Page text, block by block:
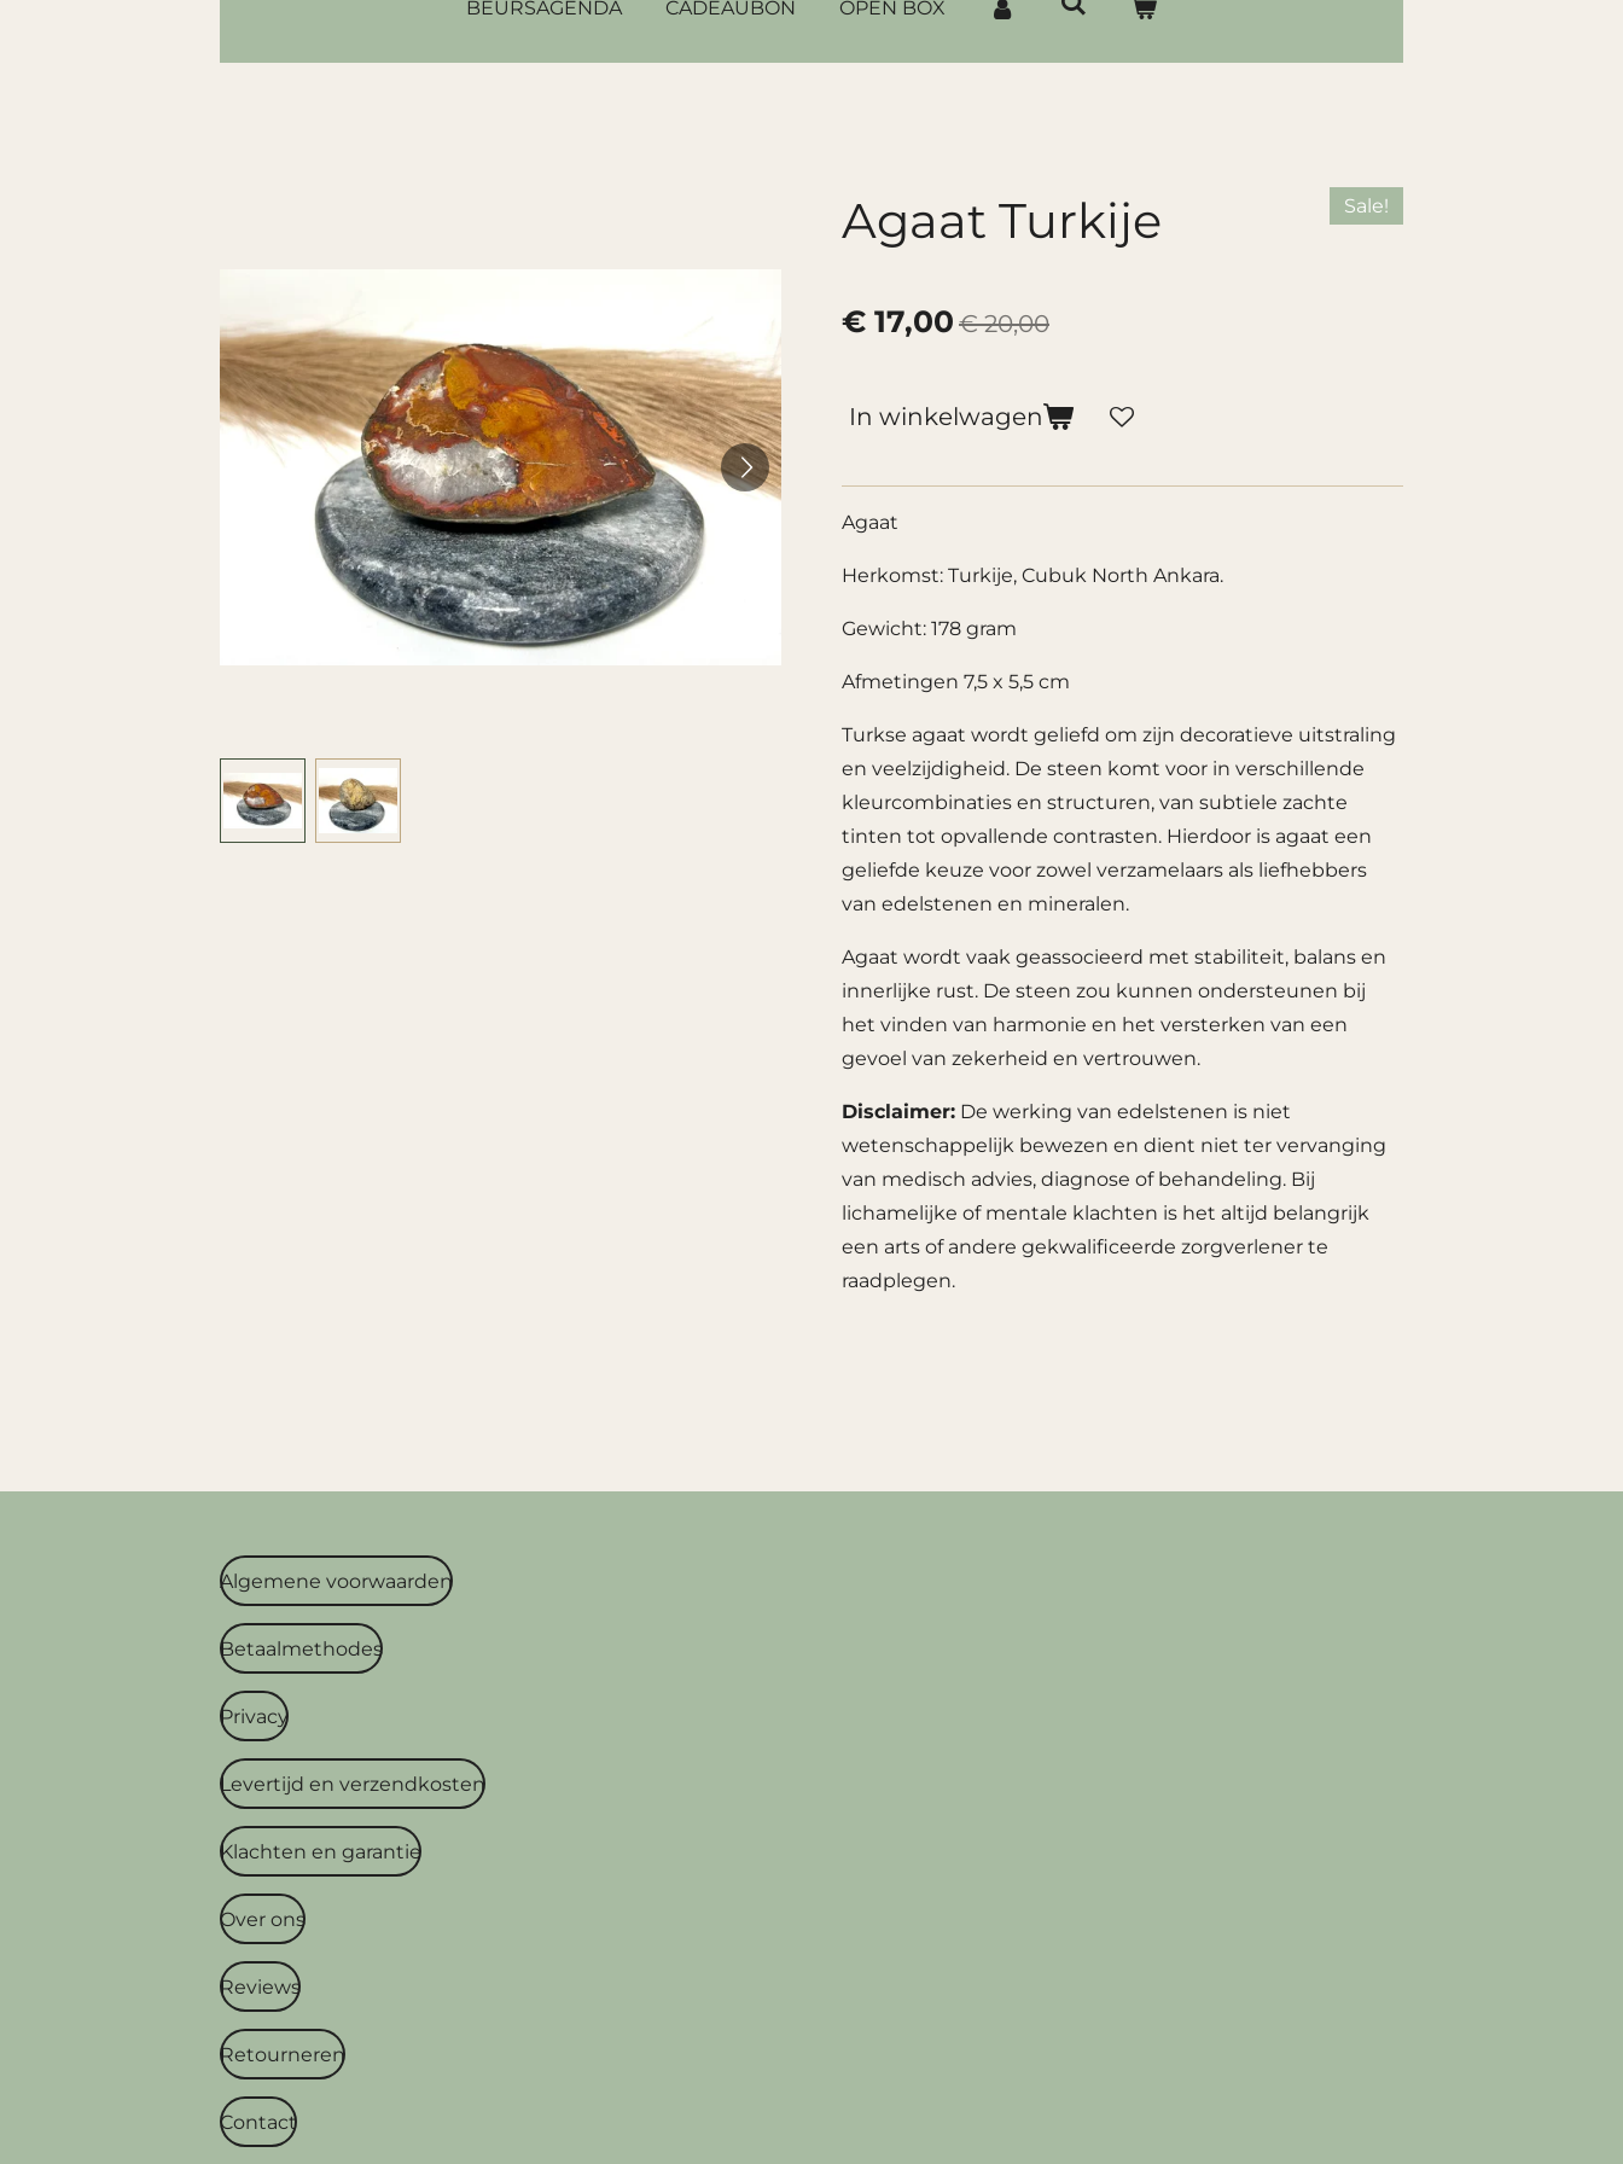
BEURSAGENDA CADEAUBON OPEN BOX
Agaat Turkije Sale!
€ 17,00 € 20,00
In winkelwagen
Agaat
Herkomst: Turkije, Cubuk North Ankara.
Gewicht: 178 gram
Afmetingen 7,5 x 5,5 cm
Turkse agaat wordt geliefd om zijn decoratieve uitstraling
en veelzijdigheid. De steen komt voor in verschillende
kleurcombinaties en structuren, van subtiele zachte
tinten tot opvallende contrasten. Hierdoor is agaat een
geliefde keuze voor zowel verzamelaars als liefhebbers
van edelstenen en mineralen.
Agaat wordt vaak geassocieerd met stabiliteit, balans en
innerlijke rust. De steen zou kunnen ondersteunen bij
het vinden van harmonie en het versterken van een
gevoel van zekerheid en vertrouwen.
Disclaimer: De werking van edelstenen is niet
wetenschappelijk bewezen en dient niet ter vervanging
van medisch advies, diagnose of behandeling. Bij
lichamelijke of mentale klachten is het altijd belangrijk
een arts of andere gekwalificeerde zorgverlener te
raadplegen.
Algemene voorwaarden
Betaalmethodes
Privacy
Levertijd en verzendkosten
Klachten en garantie
Over ons
Reviews
Retourneren
Contact